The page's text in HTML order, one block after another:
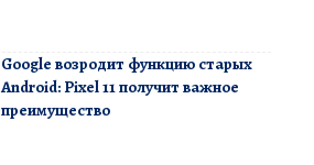
Google возродит функцию старых
Android: Pixel 11 получит важное
преимущество